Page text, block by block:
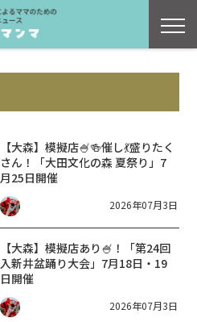
【大森】模擬店🍧🍻催し💃盛りたく
さん！「大田文化の森 夏祭り」7
月25日開催
2026年07月3日
【大森】模擬店あり🍧！「第24回
入新井盆踊り大会」7月18日・19
日開催
2026年07月3日